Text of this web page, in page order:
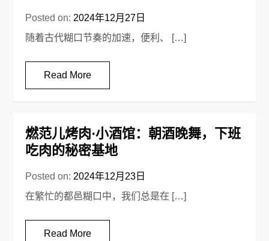
Posted on: 2024年12月27日
随着古代糊口节奏的加速，便利、 […]
Read More
燃范儿烤肉·小酒馆：朝酒晚舞，下班
吃肉的秘密基地
Posted on: 2024年12月23日
在繁忙的都邑糊口中，我们总是在 […]
Read More